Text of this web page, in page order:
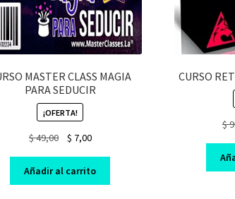
MASTER CLASS MAGIA
PARA SEDUCIR
¡OFERTA!
$49,00
Original
was:
$ 49,00.
$ 7,00Current
is:
$ 7,00.
Añadir al carrito
CURSO
$